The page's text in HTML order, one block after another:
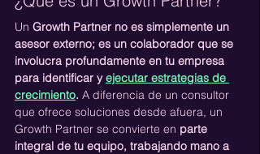
Un Growth Partner no es simplemente un
asesor externo; es un colaborador que se
involucra profundamente en tu empresa
para identificar y ejecutar estrategias de
crecimiento. A diferencia de un consultor
que ofrece soluciones desde afuera, un
Growth Partner se convierte en parte
integral de tu equipo, trabajando mano a